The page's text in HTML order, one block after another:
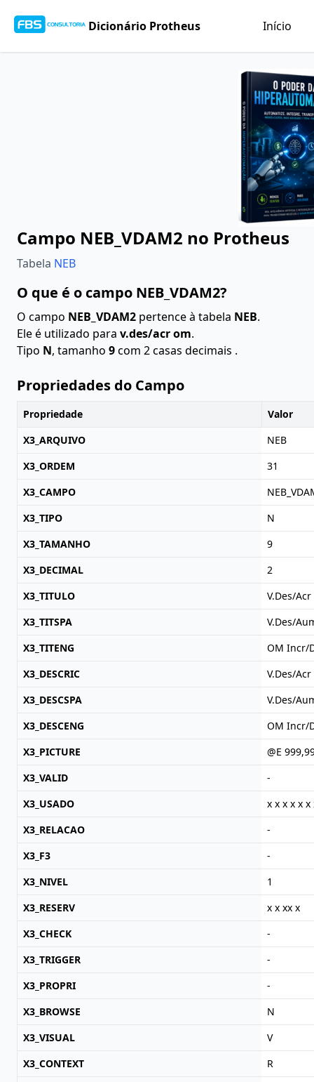
Dicionário Protheus Início
Campo NEB_VDAM2 no Protheus
Tabela NEB
O que é o campo NEB_VDAM2?
O campo NEB_VDAM2 pertence à tabela NEB.
Ele é utilizado para v.des/acr om.
Tipo N, tamanho 9com 2 casas decimais .
Propriedades do Campo
Propriedade
Valor
X3_ARQUIVO
NEB
X3_ORDEM
31
X3_CAMPO
X3_TIPO
N
X3_TAMANHO
9
X3_DECIMAL
2
X3_TITULO
V.Des/
X3_TITSPA
V.Des/
X3_TITENG
OM Incr/
X3_DESCRIC
V.Des/
X3_DESCSPA
V.Des/
X3_DESCENG
OM Incr/
X3_PICTURE
@E
X3_VALID
-
X3_USADO
x x x x x x
X3_RELACAO
-
X3_F3
-
X3_NIVEL
1
X3_RESERV
x x xx x
X3_CHECK
-
X3_TRIGGER
-
X3_PROPRI
-
X3_BROWSE
N
X3_VISUAL
V
X3_CONTEXT
R